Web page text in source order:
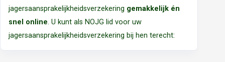
jagersaansprakelijkheidsverzekering gemakkelijk én
snel online. U kunt als NOJG lid voor uw
jagersaansprakelijkheidsverzekering bij hen terecht: